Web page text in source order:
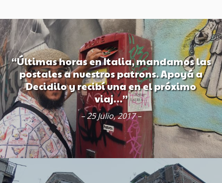
“Últimas horas en Italia, mandamos las
postales a nuestros patrons. Apoyá a
Decidilo y recibí una en el próximo
viaj…”
– 25 Julio, 2017 –